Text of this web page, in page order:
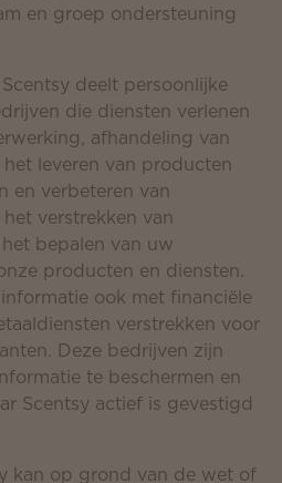
en groep ondersteuning
Scentsy deelt persoonlijke
die diensten verlenen
afhandeling van
leveren van producten
en verbeteren van
verstrekken van
bepalen van uw
producten en diensten.
ook met financiële
verstrekken voor
Deze bedrijven zijn
te beschermen en
Scentsy actief is gevestigd
kan op grond van de wet of